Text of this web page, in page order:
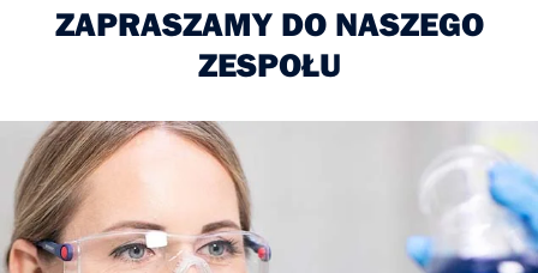
ZAPRASZAMY DO NASZEGO
ZESPOŁU